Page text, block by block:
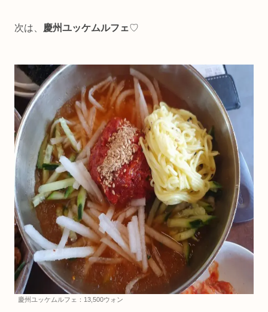
次は、 慶州ユッケムルフェ♡
慶州ユッケムルフェ：13,500ウォン